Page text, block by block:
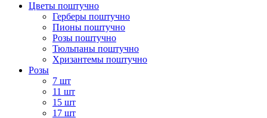
Цветы поштучно
Герберы поштучно
Пионы поштучно
Розы поштучно
Тюльпаны поштучно
Хризантемы поштучно
Розы
7 шт
11 шт
15 шт
17 шт